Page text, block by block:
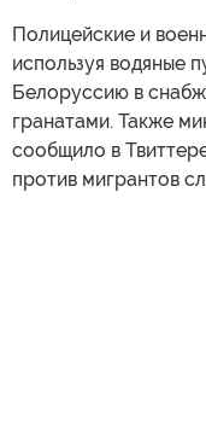
Полицейские и
используя водяные
Белоруссию в
гранатами. Также
сообщило в
против мигрантов